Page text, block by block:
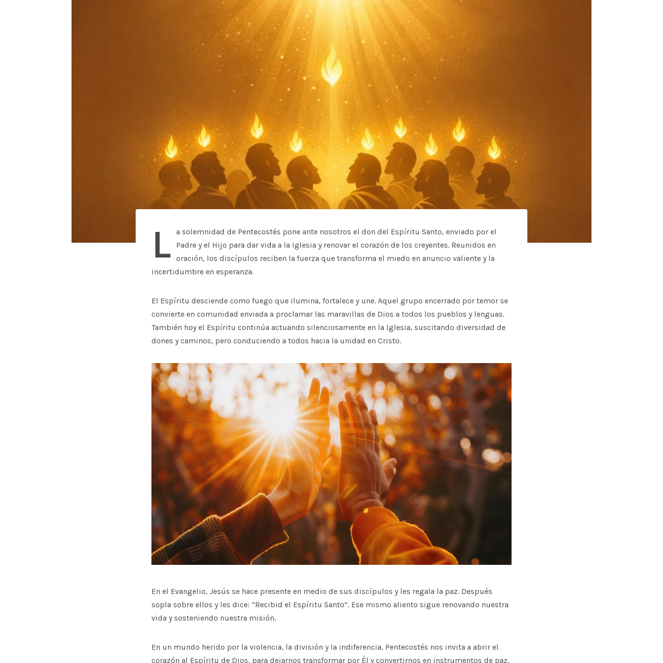
L a solemnidad de Pentecostés pone ante nosotros el don del Espíritu Santo, enviado por el
Padre y el Hijo para dar vida a la Iglesia y renovar el corazón de los creyentes. Reunidos en
oración, los discípulos reciben la fuerza que transforma el miedo en anuncio valiente y la
incertidumbre en esperanza.
El Espíritu desciende como fuego que ilumina, fortalece y une. Aquel grupo encerrado por temor se
convierte en comunidad enviada a proclamar las maravillas de Dios a todos los pueblos y lenguas.
También hoy el Espíritu continúa actuando silenciosamente en la Iglesia, suscitando diversidad de
dones y caminos, pero conduciendo a todos hacia la unidad en Cristo.
En el Evangelio, Jesús se hace presente en medio de sus discípulos y les regala la paz. Después
sopla sobre ellos y les dice: “Recibid el Espíritu Santo”. Ese mismo aliento sigue renovando nuestra
vida y sosteniendo nuestra misión.
En un mundo herido por la violencia, la división y la indiferencia, Pentecostés nos invita a abrir el
corazón al Espíritu de Dios, para dejarnos transformar por Él y convertirnos en instrumentos de paz,